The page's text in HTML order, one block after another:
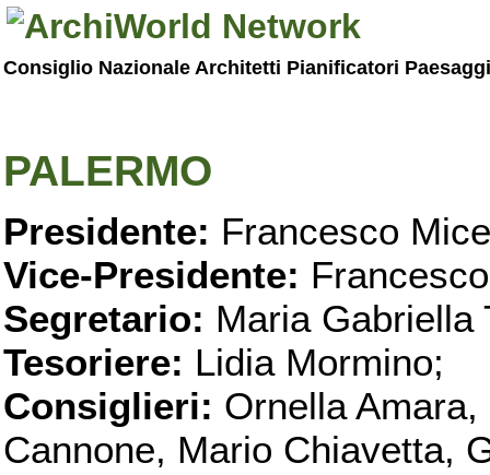
Consiglio Nazionale Architetti Pianificatori
PALERMO
Presidente: Francesco
Vice-Presidente:
Segretario: Maria Gabriella
Tesoriere: Lidia Mormino;
Consiglieri: Ornella
Cannone, Mario Chiavetta,